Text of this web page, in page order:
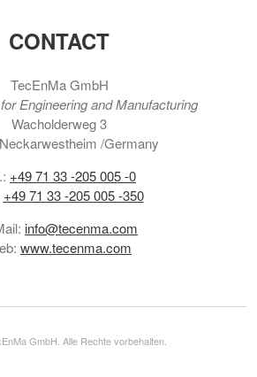
CONTACT
TecEnMa GmbH
Engineering and Manufacturing
Wacholderweg 3
/Germany
+49 71 33 -205 005 -0
+49 71 33 -205 005 -350
info@tecenma.com
www.tecenma.com
GmbH. Alle Rechte vorbehalten.